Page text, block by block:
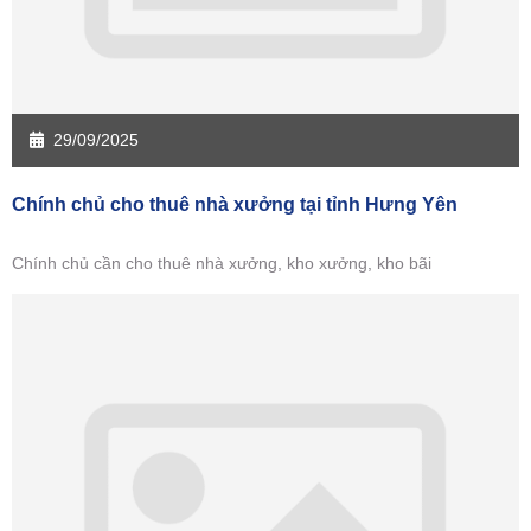
29/09/2025
Chính chủ cho thuê nhà xưởng tại tỉnh Hưng Yên
Chính chủ cần cho thuê nhà xưởng, kho xưởng, kho bãi